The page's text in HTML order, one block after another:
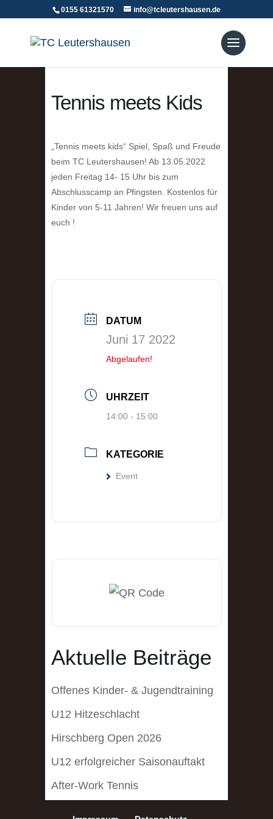
0155 61321570 info@tcleutershausen.de
Tennis meets Kids
„Tennis meets kids“ Spiel, Spaß und Freude
beim TC Leutershausen! Ab 13.05.2022
jeden Freitag 14- 15 Uhr bis zum
Abschlusscamp an Pfingsten. Kostenlos für
Kinder von 5-11 Jahren! Wir freuen uns auf
euch !
DATUM
Juni 17 2022
Abgelaufen!
UHRZEIT
14:00 - 15:00
KATEGORIE
Event
Aktuelle Beiträge
Offenes Kinder- & Jugendtraining
U12 Hitzeschlacht
Hirschberg Open 2026
U12 erfolgreicher Saisonauftakt
After-Work Tennis